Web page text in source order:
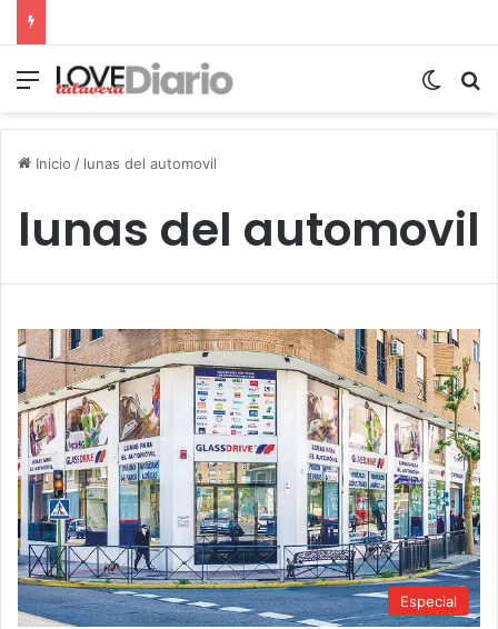
Menú
Inicio / lunas del automovil
lunas del automovil
Especial